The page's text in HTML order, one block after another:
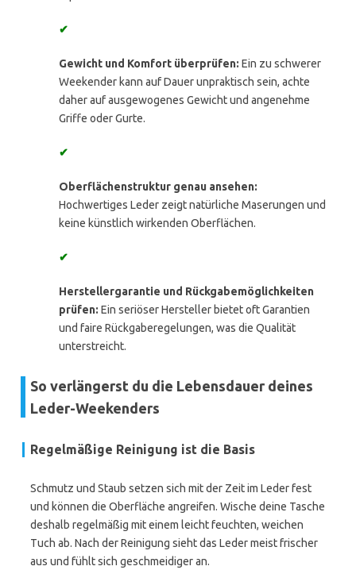
✔
Gewicht und Komfort überprüfen: Ein zu schwerer
Weekender kann auf Dauer unpraktisch sein, achte
daher auf ausgewogenes Gewicht und angenehme
Griffe oder Gurte.
✔
Oberflächenstruktur genau ansehen:
Hochwertiges Leder zeigt natürliche Maserungen und
keine künstlich wirkenden Oberflächen.
✔
Herstellergarantie und Rückgabemöglichkeiten
prüfen: Ein seriöser Hersteller bietet oft Garantien
und faire Rückgaberegelungen, was die Qualität
unterstreicht.
So verlängerst du die Lebensdauer deines
Leder-Weekenders
Regelmäßige Reinigung ist die Basis
Schmutz und Staub setzen sich mit der Zeit im Leder fest
und können die Oberfläche angreifen. Wische deine Tasche
deshalb regelmäßig mit einem leicht feuchten, weichen
Tuch ab. Nach der Reinigung sieht das Leder meist frischer
aus und fühlt sich geschmeidiger an.